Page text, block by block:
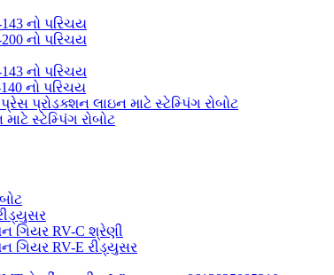
નો પરિચય
નો પરિચય
નો પરિચય
નો પરિચય
પ્રોડક્શન લાઇન માટે સ્ટેમ્પિંગ રોબોટ
સ્ટેમ્પિંગ રોબોટ
ગિયર RV-C શ્રેણી
ગિયર RV-E રીડ્યુસર